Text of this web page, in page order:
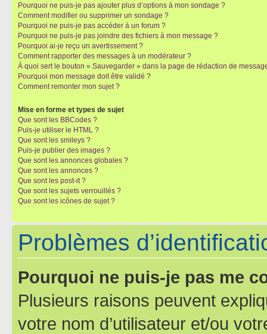
Pourquoi ne puis-je pas ajouter plus d’options à mon sondage ?
Comment modifier ou supprimer un sondage ?
Pourquoi ne puis-je pas accéder à un forum ?
Pourquoi ne puis-je pas joindre des fichiers à mon message ?
Pourquoi ai-je reçu un avertissement ?
Comment rapporter des messages à un modérateur ?
À quoi sert le bouton « Sauvegarder » dans la page de rédaction de
Pourquoi mon message doit être validé ?
Comment remonter mon sujet ?
Mise en forme et types de sujet
Que sont les BBCodes ?
Puis-je utiliser le HTML ?
Que sont les smileys ?
Puis-je publier des images ?
Que sont les annonces globales ?
Que sont les annonces ?
Que sont les post-it ?
Que sont les sujets verrouillés ?
Que sont les icônes de sujet ?
Problèmes
Pourquoi ne puis-je pas me
Plusieurs raisons peuvent
votre nom d’utilisateur et/ou